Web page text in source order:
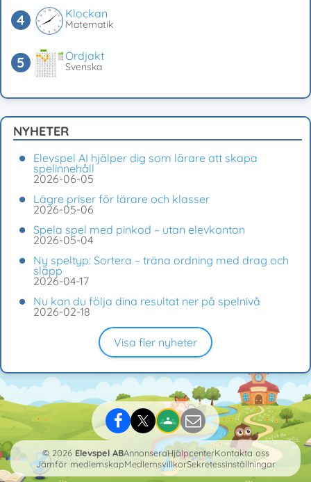
Klockan
Matematik
Ordjakt
Svenska
NYHETER
Elevspel AI hjälper dig som lärare att skapa
spelinnehåll
2026-06-05
Lägre priser för lärare och klasser
2026-05-06
Spela spel med pinkod – utan elevkonton
2026-05-04
Ny speltyp: Sortera – träna ordning med drag och
släpp
2026-04-17
Nu kan du följa dina resultat ner på spelnivå
2026-02-18
Visa fler nyheter
© 2026 Elevspel ABAnnonseraHjälpcenterKontakta oss
Jämför medlemskapMedlemsvillkorSekretessinställningar